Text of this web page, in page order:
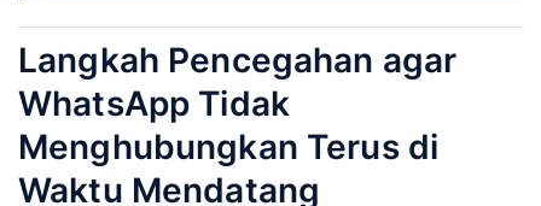
Langkah Pencegahan agar
WhatsApp Tidak
Menghubungkan Terus di
Waktu Mendatang